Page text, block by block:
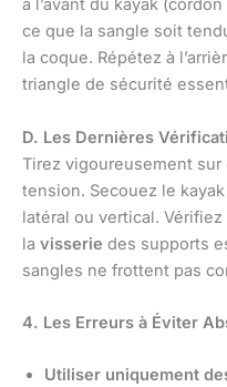
à l’avant du kayak
ce que la sangle soit
la coque. Répétez à
triangle de sécurité
D. Les Dernières
Tirez vigoureusement
tension. Secouez le
latéral ou vertical.
la visserie des supports
sangles ne frottent pas
4. Les Erreurs à Éviter
Utiliser uniquement